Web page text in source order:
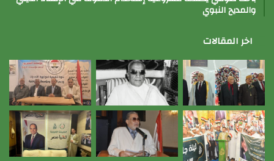
والمديح النبوي
اخر المقالات